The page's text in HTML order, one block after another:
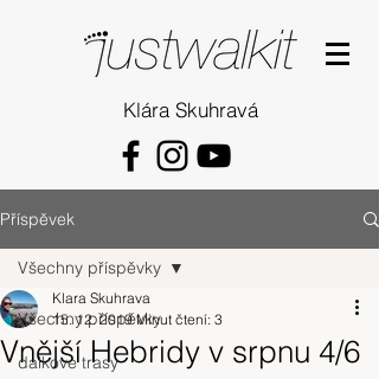
Klára Skuhravá
Příspěvek
Všechny příspěvky
dalkove trasy
Všechny příspěvky
Vnější Hebridy v srpnu 4/6
Klara Skuhrava
15. 12. 2019 Minut čtení: 3